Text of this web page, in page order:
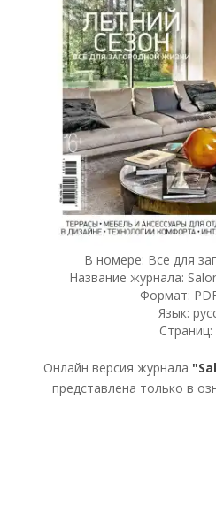
В номере: Все для
Название журнала:
Формат:
Язык:
Страниц:
Онлайн версия журнала
представлена только в